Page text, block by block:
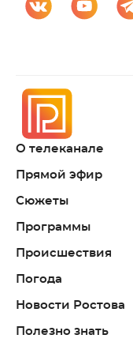
О телеканале
Прямой эфир
Сюжеты
Программы
Происшествия
Погода
Новости Ростова
Полезно знать